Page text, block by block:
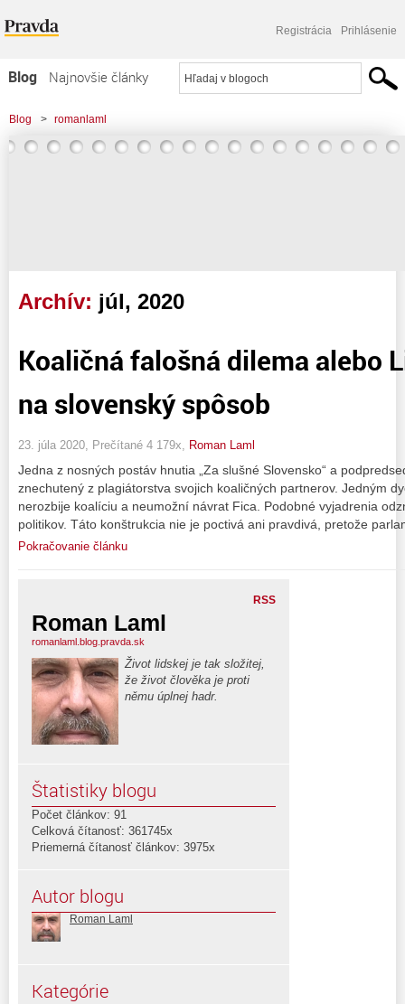
Registrácia Prihlásenie
Blog
Najnovšie články
Najčítanejšie články
Najkomentovanejšie články
Blog > romanlaml
> Koaličná falošná dilema alebo Limonádový Joe na slovenský spôsob
Archív: júl, 2020
Koaličná falošná dilema alebo
na slovenský spôsob
23. júla 2020, Prečítané 4 179x, Roman Laml
Jedna z nosných postáv hnutia „Za slušné Slovensko“ a
znechutený z plagiátorstva svojich koaličných partnerov. Jedným
nerozbije koalíciu a neumožní návrat Fica. Podobné vyjadrenia
politikov. Táto konštrukcia nie je poctivá ani pravdivá, pretože
Pokračovanie článku
RSS
Roman Laml
romanlaml.blog.pravda.sk
Život lidskej je tak složitej,
že život člověka je proti
němu úplnej hadr.
Štatistiky blogu
Počet článkov: 91
Celková čítanosť: 361745x
Priemerná čítanosť článkov: 3975x
Autor blogu
Roman Laml
Kategórie